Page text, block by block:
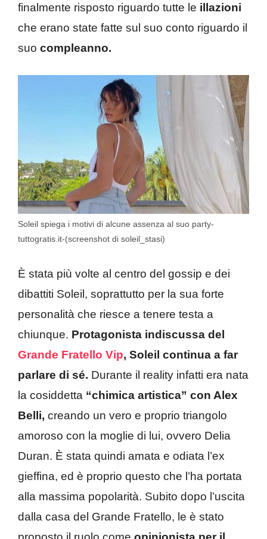
finalmente risposto riguardo tutte le illazioni
che erano state fatte sul suo conto riguardo il
suo compleanno.
Soleil spiega i motivi di alcune assenza al suo party-
tuttogratis.it-(screenshot di soleil_stasi)
È stata più volte al centro del gossip e dei
dibattiti Soleil, soprattutto per la sua forte
personalità che riesce a tenere testa a
chiunque. Protagonista indiscussa del
Grande Fratello Vip, Soleil continua a far
parlare di sé. Durante il reality infatti era nata
la cosiddetta “chimica artistica” con Alex
Belli, creando un vero e proprio triangolo
amoroso con la moglie di lui, ovvero Delia
Duran. È stata quindi amata e odiata l’ex
gieffina, ed è proprio questo che l’ha portata
alla massima popolarità. Subito dopo l’uscita
dalla casa del Grande Fratello, le è stato